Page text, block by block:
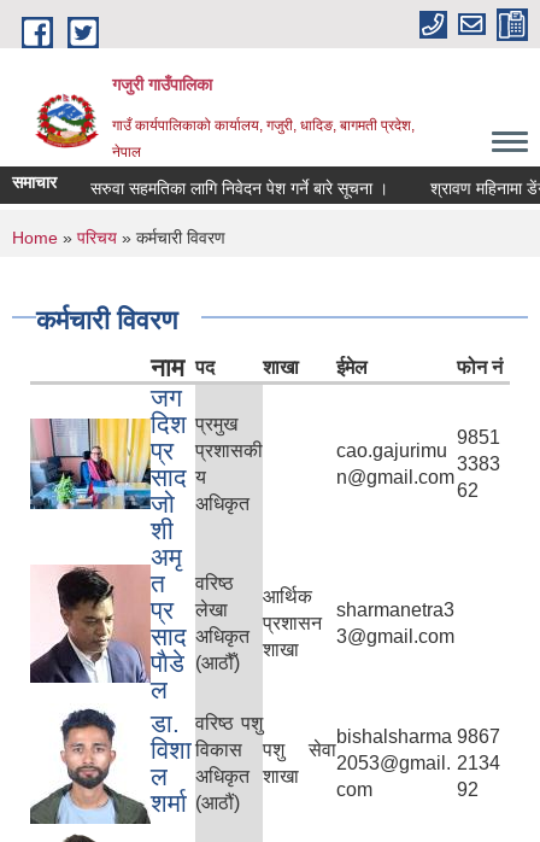
Skip to main content
गजुरी गाउँपालिका
गाउँ कार्यपालिकाको कार्यालय, गजुरी, धादिङ, बागमती प्रदेश,
नेपाल
समाचारसरुवा सहमतिका लागि निवेदन पेश गर्ने बारे सूचना । श्रावण महिनामा डेंगी
You are here
Home » परिचय » कर्मचारी विवरण
कर्मचारी विवरण
नाम पद शाखा ईमेल फोन नं
जग
दिश
प्र
साद
जो
शी
प्रमुख
प्रशासकी
य
अधिकृत
cao.gajurimu
n@gmail.com
9851
3383
62
अमृ
त
प्र
साद
पाैडे
ल
वरिष्‍ठ
लेखा
अधिकृत
(आठौँ)
आर्थिक
प्रशासन
शाखा
sharmanetra3
3@gmail.com
डा.
विशा
ल
शर्मा
वरिष्‍ठ पशु
विकास
अधिकृत
(आठौं)
पशु सेवा
शाखा
bishalsharma
2053@gmail.
com
9867
2134
92